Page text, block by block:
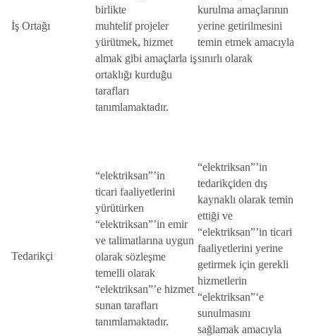
İş Ortağı
birlikte
muhtelif projeler
yürütmek, hizmet
almak gibi amaçlarla iş
ortaklığı kurduğu
tarafları
tanımlamaktadır.
kurulma amaçlarının
yerine getirilmesini
temin etmek amacıyla
sınırlı olarak
Tedarikçi
“elektriksan”’in
ticari faaliyetlerini
yürütürken
“elektriksan”’in emir
ve talimatlarına uygun
olarak sözleşme
temelli olarak
“elektriksan”’e hizmet
sunan tarafları
tanımlamaktadır.
“elektriksan”’in
tedarikçiden dış
kaynaklı olarak temin
ettiği ve
“elektriksan”’in ticari
faaliyetlerini yerine
getirmek için gerekli
hizmetlerin
“elektriksan”‘e
sunulmasını
sağlamak amacıyla